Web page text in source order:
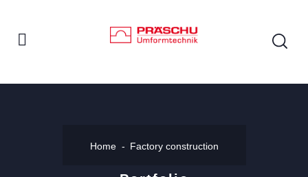
Home Factory construction